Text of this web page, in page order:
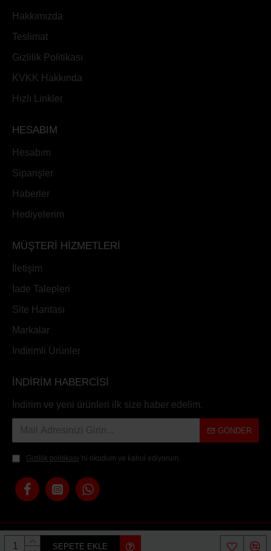
SEPETE EKLE
Hakkımızda
Teslimat
Gizlilik Politikası
KVKK Hakkında
Hızlı Linkler
HESABIM
Hesabım
Siparişler
Haberler
Hediyelerim
MÜŞTERİ HİZMETLERİ
İletişim
İade Talepleri
Site Haritası
Markalar
İndirimli Ürünler
İNDİRİM HABERCİSİ
İndirim ve yeni ürünleri ilk size haber edelim.
GÖNDER
Gizlilik politikası 'ni okudum ve kabul ediyorum.
Copyright © 2023, Moto All Store, Tüm Hakları Saklıdır